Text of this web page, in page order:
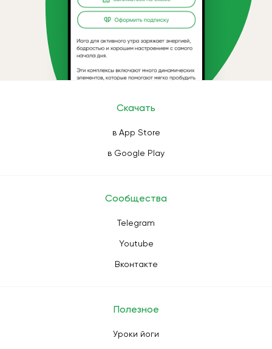
Скачать
в App Store
в Google Play
Сообщества
Telegram
Youtube
Вконтакте
Полезное
Уроки йоги